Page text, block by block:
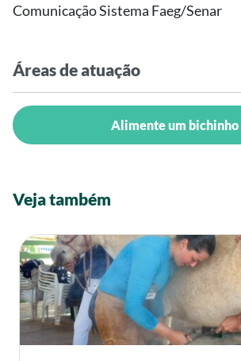
Comunicação Sistema Faeg/Senar
Áreas de atuação
Alimente um bichinho
Veja também